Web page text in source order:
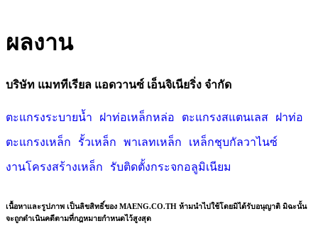
ผลงาน
บริษัท แมททีเรียล แอดวานซ์ เอ็นจิเนียริ่ง จำกัด
ตะแกรงระบายน้ำ ฝาท่อเหล็กหล่อ ตะแกรงสแตนเลส ฝาท่อ
ตะแกรงเหล็ก รั้วเหล็ก พาเลทเหล็ก เหล็กชุบกัลวาไนซ์
งานโครงสร้างเหล็ก รับติดตั้งกระจกอลูมิเนียม
เนื้อหาและรูปภาพ เป็นลิขสิทธิ์ของ MAENG.CO.TH ห้ามนำไปใช้โดยมิได้รับอนุญาติ มิฉะนั้น
จะถูกดำเนินคดีตามที่กฎหมายกำหนดไว้สูงสุด